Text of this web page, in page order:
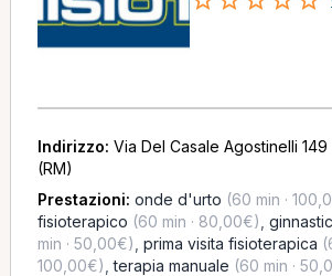
Indirizzo: Via Del Casale Agostinelli 149
(RM)
Prestazioni: onde d'urto (60 min ·
fisioterapico (60 min · 80,00€)
min · 50,00€) prima visita fisioterapica
100,00€) ,terapia manuale (60 min ·